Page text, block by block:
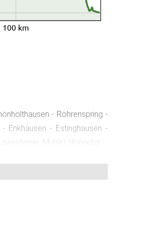
100 km
- Röhrenspring -
Enkhausen - Estinghausen -
Mühle) Hönnetal -